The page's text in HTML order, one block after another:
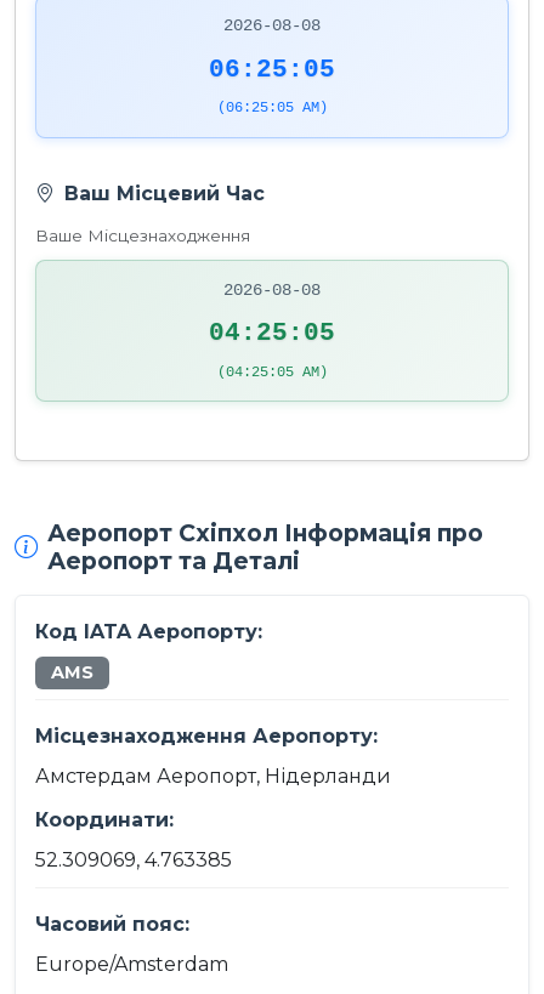
2026-08-08
06:25:05
(06:25:05 AM)
Ваш Місцевий Час
Ваше Місцезнаходження
2026-08-08
04:25:05
(04:25:05 AM)
Аеропорт Схіпхол Інформація про
Аеропорт та Деталі
Код IATA Аеропорту:
AMS
Місцезнаходження Аеропорту:
Амстердам Аеропорт, Нідерланди
Координати:
52.309069, 4.763385
Часовий пояс:
Europe/Amsterdam